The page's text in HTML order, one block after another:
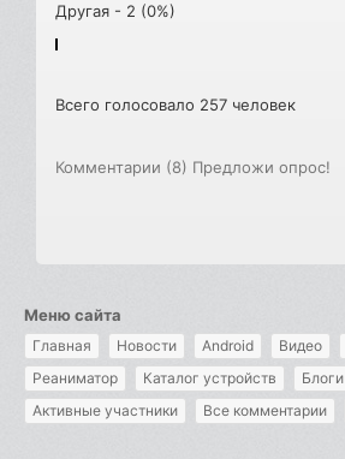
Другая - 2 (0%)
Всего голосовало 257 человек
Комментарии (8) Предложи опрос!
Меню сайта
Главная Новости Android Видео
Реаниматор
Каталог устройств Блоги
Активные участники
Все комментарии